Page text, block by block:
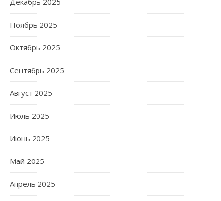
Декабрь 2025
Ноябрь 2025
Октябрь 2025
Сентябрь 2025
Август 2025
Июль 2025
Июнь 2025
Май 2025
Апрель 2025